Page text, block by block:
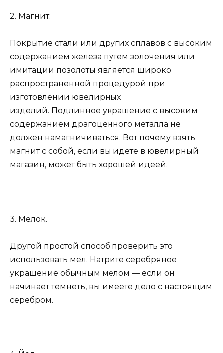
2. Магнит.
Покрытие стали или других сплавов с высоким
содержанием железа путем золочения или
имитации позолоты является широко
распространенной процедурой при
изготовлении ювелирных
изделий. Подлинное украшение с высоким
содержанием драгоценного металла не
должен намагничиваться. Вот почему взять
магнит с собой, если вы идете в ювелирный
магазин, может быть хорошей идеей.
3. Мелок.
Другой простой способ проверить это
использовать мел. Натрите серебряное
украшение обычным мелом — если он
начинает темнеть, вы имеете дело с настоящим
серебром.